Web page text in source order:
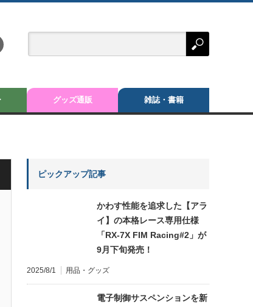
グッズ通販 雑誌・書籍
ピックアップ記事
かわす性能を追求した【アラ
イ】の本格レース専用仕様
「RX-7X FIM Racing#2」が
9月下旬発売！
2025/8/1 用品・グッズ
電子制御サスペンションを新